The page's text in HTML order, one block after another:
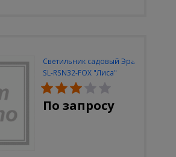
Светильник садовый Эра
SL-RSN32-FOX "Лиса"
солн.бат, полистоун,
цветной, 32 см
По запросу